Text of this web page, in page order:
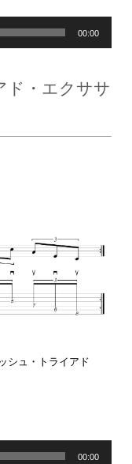
00:00
ド・エクササ
シュ・トライアド
00:00